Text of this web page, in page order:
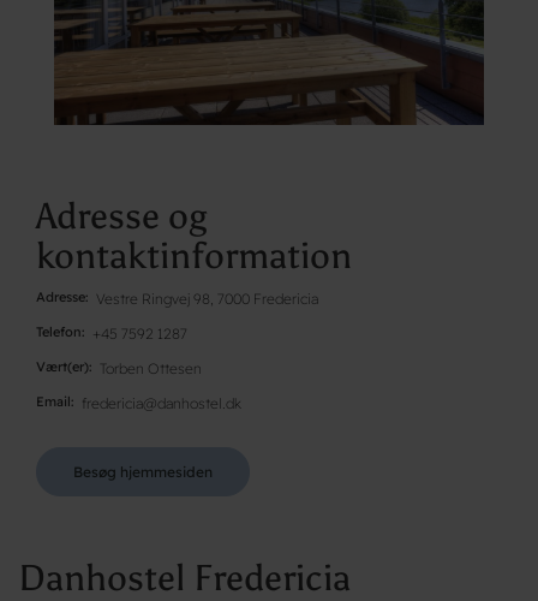
Adresse og
kontaktinformation
Adresse Vestre Ringvej 98, 7000 Fredericia
Telefon +45 7592 1287
Vært(er) Torben Ottesen
Email fredericia@danhostel.dk
Besøg hjemmesiden
Danhostel Fredericia